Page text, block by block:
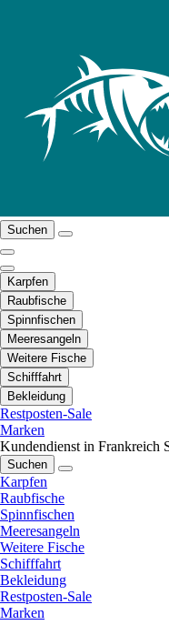
Suchen
Karpfen
Raubfische
Spinnfischen
Meeresangeln
Weitere Fische
Schifffahrt
Bekleidung
Restposten-Sale
Marken
Kundendienst in Frankreich
Suchen
Karpfen
Raubfische
Spinnfischen
Meeresangeln
Weitere Fische
Schifffahrt
Bekleidung
Restposten-Sale
Marken